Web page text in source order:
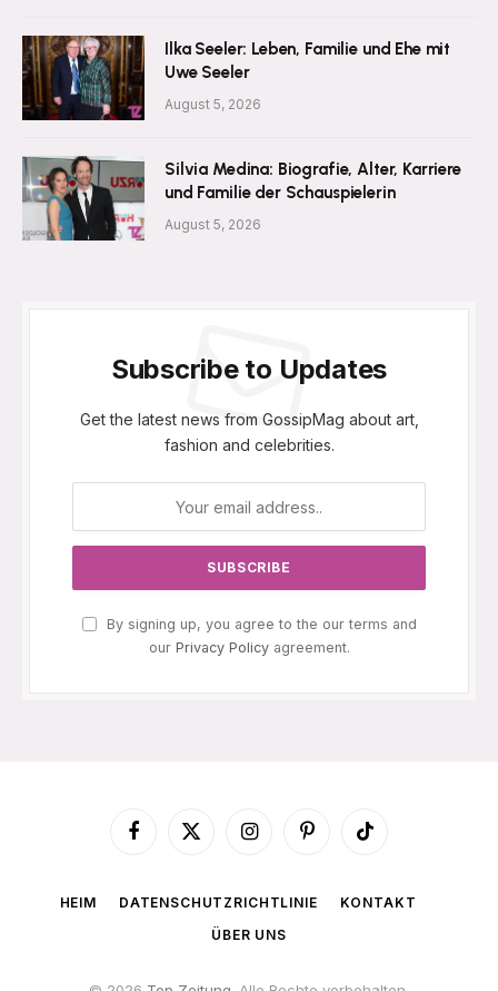
Ilka Seeler: Leben, Familie und Ehe mit
Uwe Seeler
August 5, 2026
Silvia Medina: Biografie, Alter, Karriere
und Familie der Schauspielerin
August 5, 2026
Subscribe to Updates
Get the latest news from GossipMag about art,
fashion and celebrities.
By signing up, you agree to the our terms and
our Privacy Policyagreement.
Facebook
X
InstagramPinterestTikTok
HEIM DATENSCHUTZRICHTLINIE
KONTAKT
ÜBER UNS